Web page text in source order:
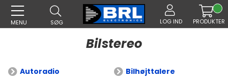
MENU SØG LOG IND PRODUKTER
Bilstereo
Autoradio
Bilhøjttalere